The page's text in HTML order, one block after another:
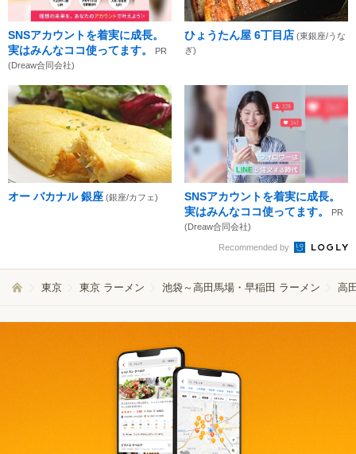
SNSアカウントを着実に成長。
実はみんなココ使ってます。
PR
(Dreaw合同会社)
ひょうたん屋 6丁目店 (東銀座/うな
ぎ)
オー バカナル 銀座 (銀座/カフェ)
SNSアカウントを着実に成長。
実はみんなココ使ってます。
PR
(Dreaw合同会社)
Recommended by
東京 東京 ラーメン 池袋～高田馬場・早稲田 ラーメン 高